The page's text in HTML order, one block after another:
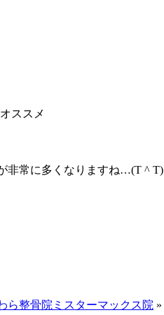
ススメ
非常に多くなりますね…(T ^ T)
ら整骨院ミスターマックス院 »